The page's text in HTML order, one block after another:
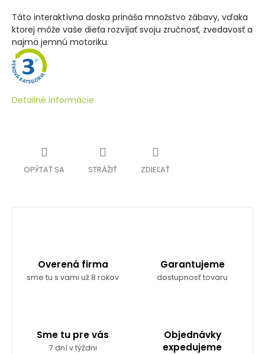
Táto interaktívna doska prináša množstvo zábavy, vďaka
ktorej môže vaše dieťa rozvíjať svoju zručnosť, zvedavosť a
najmä jemnú motoriku.
Detailné informácie
OPÝTAŤ SA STRÁŽIŤ ZDIEĽAŤ
Overená firma
sme tu s vami už 8 rokov
Garantujeme
dostupnosť tovaru
Sme tu pre vás
7 dní v týždni
Objednávky
expedujeme